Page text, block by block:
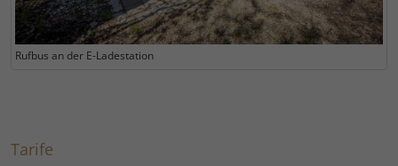
Rufbus an der E-Ladestation
Tarife